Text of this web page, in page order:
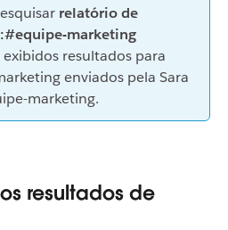
relatório de
marketing
exibidos resultados para
enviados pela Sara
marketing.
resultados de